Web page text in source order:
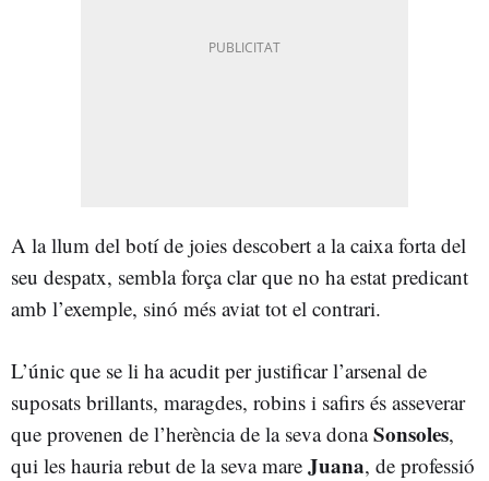
A la llum del botí de joies descobert a la caixa forta del
seu despatx, sembla força clar que no ha estat predicant
amb l’exemple, sinó més aviat tot el contrari.
L’únic que se li ha acudit per justificar l’arsenal de
suposats brillants, maragdes, robins i safirs és asseverar
que provenen de l’herència de la seva donaSonsoles,
qui les hauria rebut de la seva mare Juana, de professió